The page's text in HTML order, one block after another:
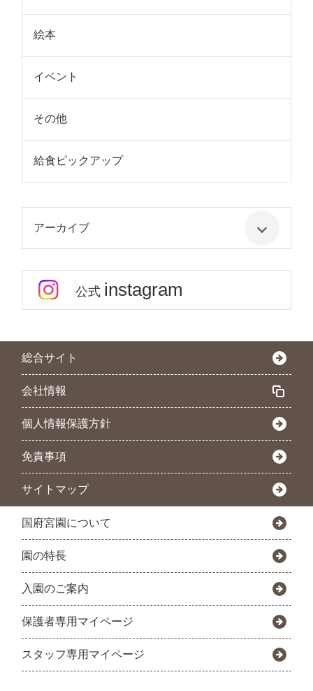
絵本
イベント
その他
給食ピックアップ
アーカイブ
公式 instagram
総合サイト
会社情報
個人情報保護方針
免責事項
サイトマップ
国府宮園について
園の特長
入園のご案内
保護者専用マイページ
スタッフ専用マイページ